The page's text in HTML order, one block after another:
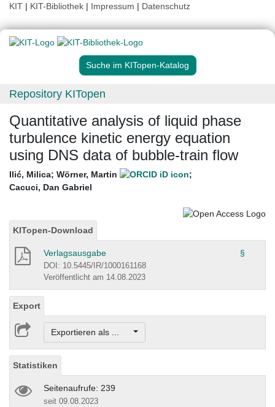
KIT | KIT-Bibliothek | Impressum | Datenschutz
Suche im KITopen-Katalog
Repository KITopen
Quantitative analysis of liquid phase
turbulence kinetic energy equation
using DNS data of bubble-train flow
Ilić, Milica; Wörner, Martin
;
Cacuci, Dan Gabriel
KITopen-Download
Verlagsausgabe §
DOI: 10.5445/IR/1000161168
Veröffentlicht am 14.08.2023
Export
Exportieren als ...
Statistiken
Seitenaufrufe: 239
seit 09.08.2023